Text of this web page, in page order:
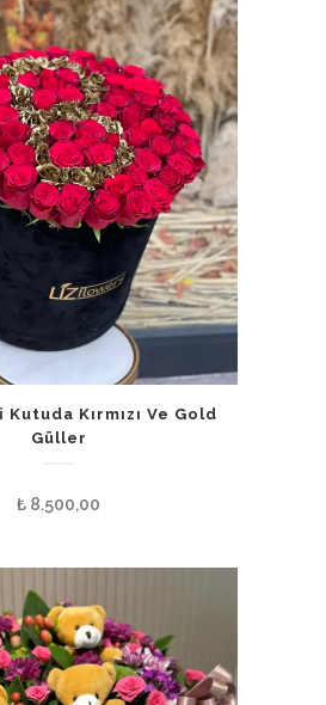
Kırmızı Ve Gold
Güller
₺ 8.500,00